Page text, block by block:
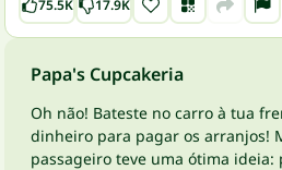
75.5K 17.9K
Papa's Cupcakeria
Oh não! Bateste no carro à tua
dinheiro para pagar os arranjos!
passageiro teve uma ótima